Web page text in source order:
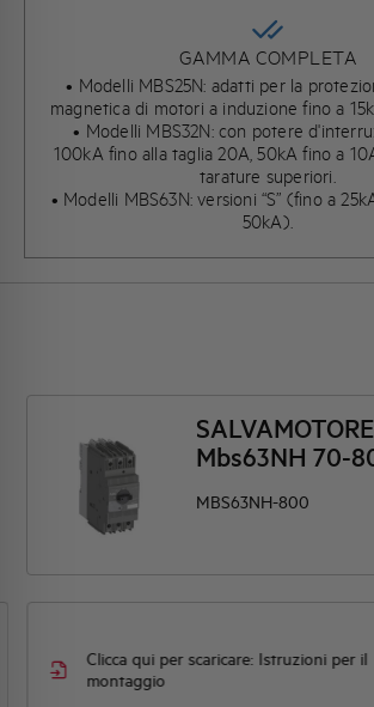
GAMMA COMPLETA
• Modelli MBS25N: adatti per la
magnetica di motori a induzione fino a
• Modelli MBS32N: con potere
100kA fino alla taglia 20A, 50kA fino a
tarature superiori.
• Modelli MBS63N: versioni “S” (fino a
50kA).
Mbs63NH 70-
MBS63NH-800
Clicca qui per scaricare: Istruzioni per il
montaggio